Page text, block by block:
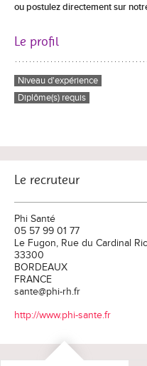
ou postulez directement sur
Le profil
Niveau d'expérience
Diplôme(s) requis
Le recruteur
Phi Santé
05 57 99 01 77
Le Fugon, Rue du Cardinal
33300
BORDEAUX
FRANCE
sante@phi-rh.fr
http://www.phi-sante.fr